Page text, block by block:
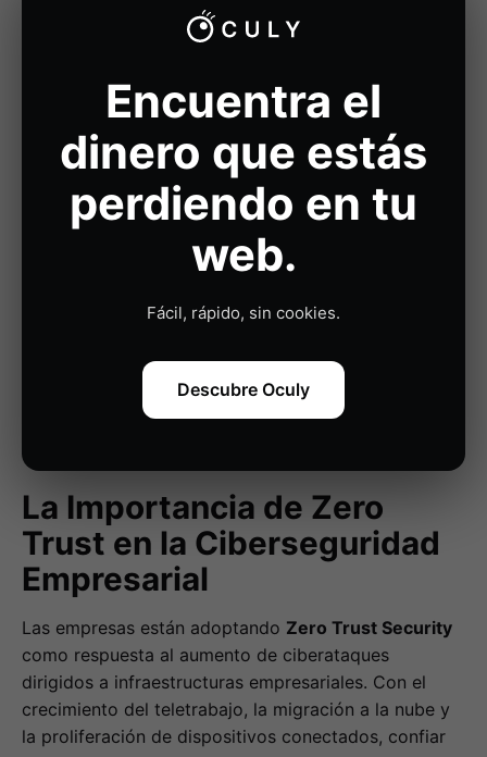
Las estrategias más utilizadas en la segmentación
Firewalls y reglas de control granular :
Restricción del tráfico de red en función de
políticas predefinidas.
Acceso basado en identidades: Control de
conexiones en función de credenciales y
autenticaciones en tiempo real.
Implementación de herramientas de análisis para
Gracias a estas estrategias, se evita que un atacante
que comprometa un dispositivo pueda moverse
libremente dentro de la red empresarial.
La Importancia de Zero
Trust en la Ciberseguridad
Empresarial
Las empresas están adoptando Zero Trust Security
como respuesta al aumento de ciberataques
dirigidos a infraestructuras empresariales. Con el
crecimiento del teletrabajo, la migración a la nube y
la proliferación de dispositivos conectados, confiar
Encuentra el
dinero que estás
perdiendo en tu
web.
Fácil, rápido, sin cookies.
Descubre Oculy